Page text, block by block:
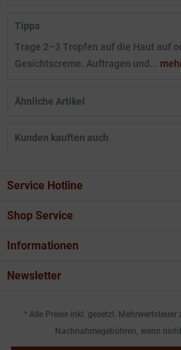
Tipps
Trage 2–3 Tropfen auf die Haut auf
Gesichtscreme. Auftragen und...
Ähnliche Artikel
Kunden kauften auch
Service Hotline
Shop Service
Informationen
Newsletter
* Alle Preise inkl. gesetzl. Mehrwertsteuer
Nachnahmegebühren, wenn